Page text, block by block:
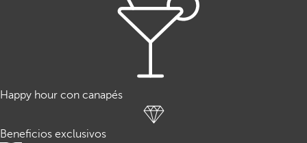
Happy hour con canapés
Beneficios exclusivos